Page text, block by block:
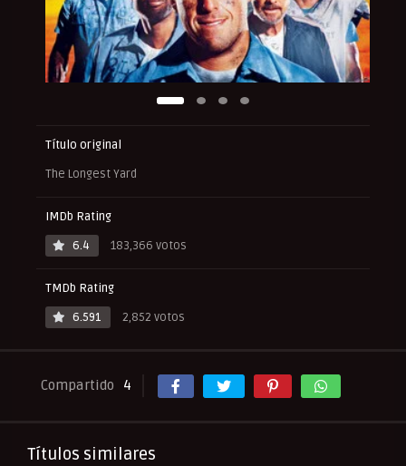
Título original
The Longest Yard
IMDb Rating
6.4
183,366 votos
TMDb Rating
6.591
2,852 votos
Compartido 4
Títulos similares